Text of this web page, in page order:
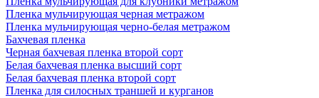
Пленка мульчирующая черная метражом
Пленка мульчирующая черно-белая метражом
Бахчевая пленка
Черная бахчевая пленка второй сорт
Белая бахчевая пленка высший сорт
Белая бахчевая пленка второй сорт
Пленка для силосных траншей и курганов